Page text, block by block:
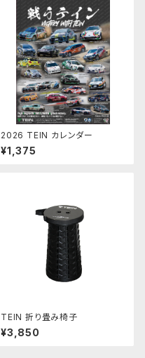
2026 TEIN カレンダー
¥1,375
TEIN 折り畳み椅子
¥3,850